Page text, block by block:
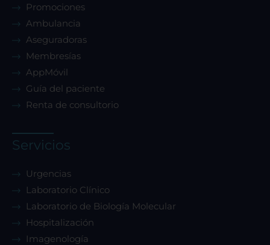
Promociones
Ambulancia
Aseguradoras
Membresías
AppMóvil
Guía del paciente
Renta de consultorio
Servicios
Urgencias
Laboratorio Clínico
Laboratorio de Biología Molecular
Hospitalización
Imagenología